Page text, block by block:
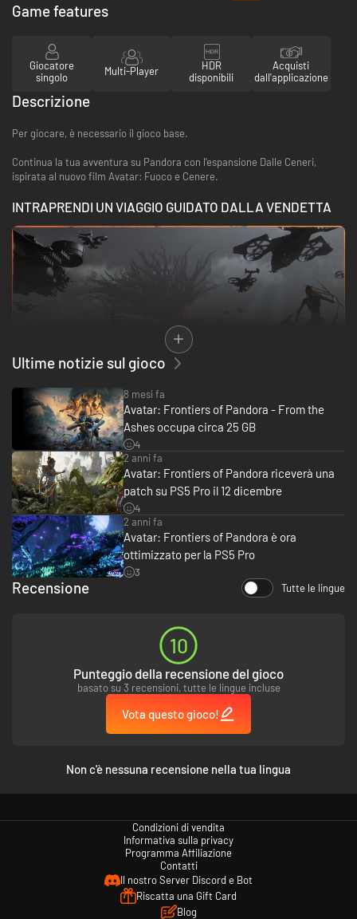
Game features
Giocatore
singolo
Multi-Player
HDR
disponibili
Acquisti
dall'applicazione
Descrizione
Per giocare, è necessario il gioco base.
Continua la tua avventura su Pandora con l'espansione Dalle Ceneri,
ispirata al nuovo film Avatar: Fuoco e Cenere.
INTRAPRENDI UN VIAGGIO GUIDATO DALLA VENDETTA
Torna a Pandora nei panni di So'lek, guerriero perseguitato dal suo
passato. La sua ricerca della pace interiore è resa ancora più difficoltosa
quando il suo mondo va di nuovo in pezzi, costringendolo ad affrontare un
nuovo, terrificante nemico e a combattere per salvare la sua famiglia
Sarentu.
VIVI UNA NUOVA ESPERIENZA IN TERZA PERSONA
Combatti nella frontiera occidentale nei panni di un potente guerriero
muoviti furtivamente o spara all'impazzata per lottare per i tuoi cari.
LOTTA CONTRO I TUOI SIMILI CON NUOVE MECCANICHE
DI COMBATTIMENTO
Ultime notizie sul gioco
8 mesi fa
Avatar: Frontiers of Pandora - From the
Ashes occupa circa 25 GB
4
2 anni fa
Avatar: Frontiers of Pandora riceverà una
patch su PS5 Pro il 12 dicembre
4
2 anni fa
Avatar: Frontiers of Pandora è ora
ottimizzato per la PS5 Pro
3
Recensione Tutte le lingue
10
Punteggio della recensione del gioco
basato su 3 recensioni, tutte le lingue incluse
Vota questo gioco!
Non c'è nessuna recensione nella tua lingua
Condizioni di vendita
Informativa sulla privacy
Programma Affiliazione
Contatti
Il nostro Server Discord e Bot
Riscatta una Gift Card
Blog